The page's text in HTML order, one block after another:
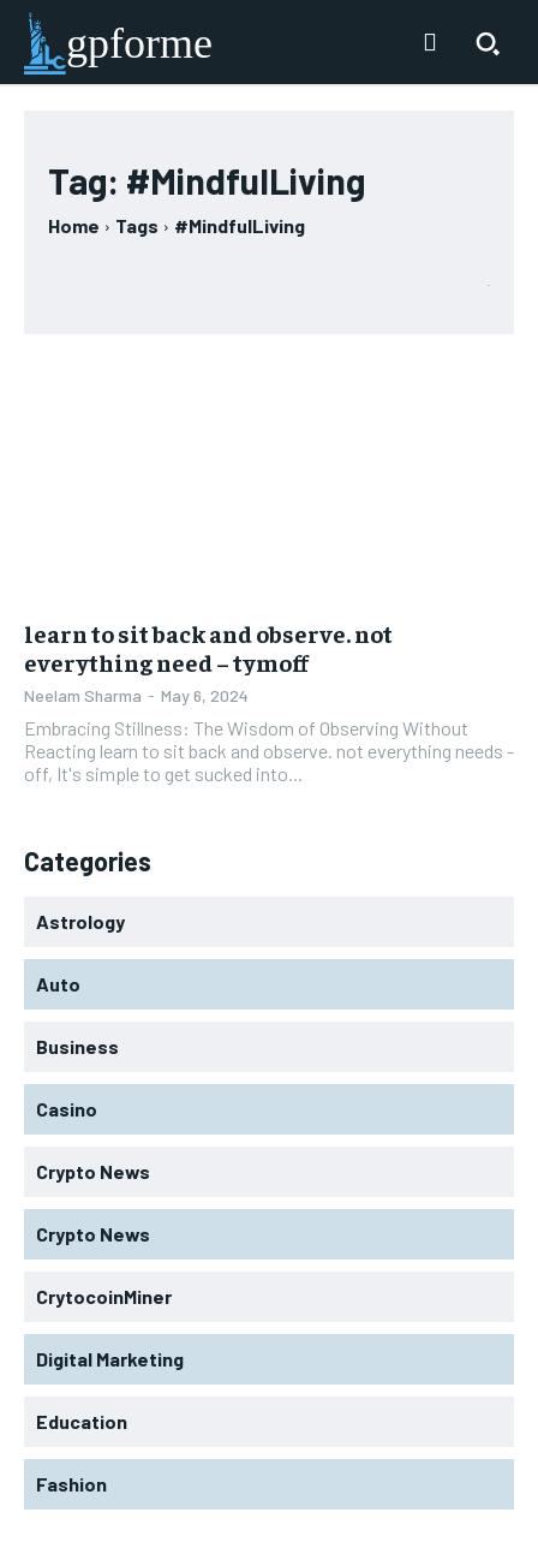
gpforme
Tag: #MindfulLiving
Home Tags #MindfulLiving
learn to sit back and observe. not
everything need – tymoff
Neelam Sharma - May 6, 2024
Embracing Stillness: The Wisdom of Observing Without
Reacting learn to sit back and observe. not everything needs -
off, It's simple to get sucked into...
Categories
Astrology
Auto
Business
Casino
Crypto News
Crypto News
CrytocoinMiner
Digital Marketing
Education
Fashion